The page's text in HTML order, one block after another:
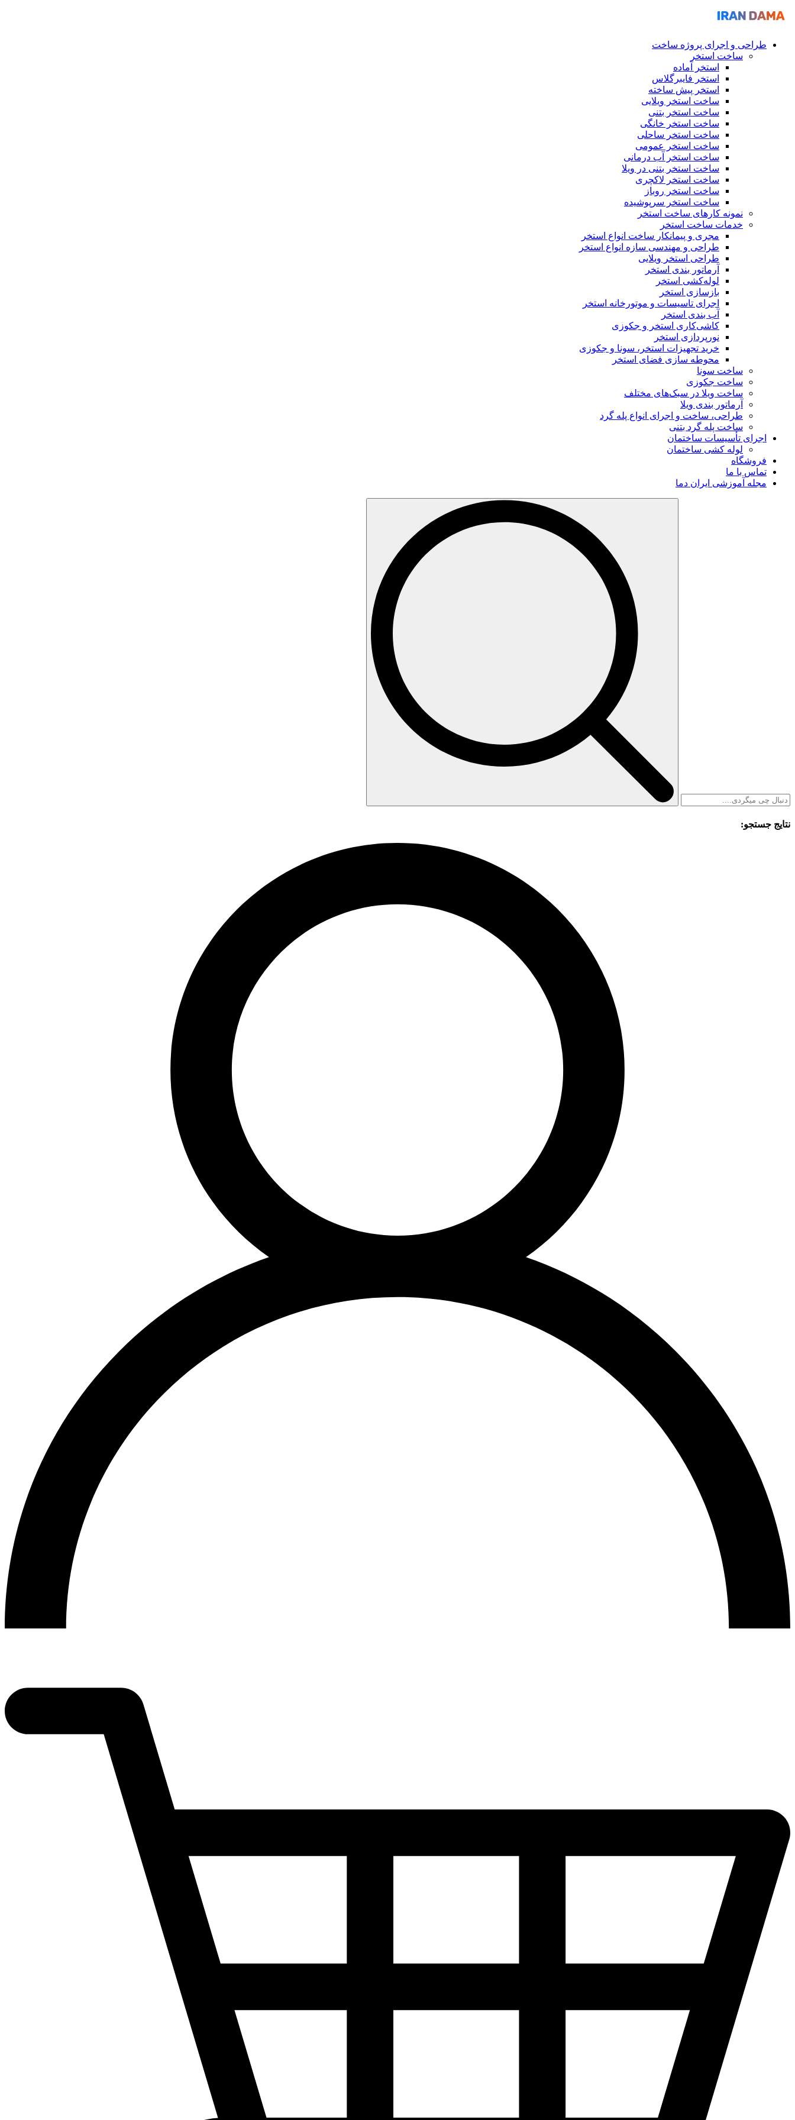
طراحی و اجرای پروژه ساخت
ساخت استخر
استخر آماده
استخر فایبرگلاس
استخر پیش ساخته
ساخت استخر ویلایی
ساخت استخر بتنی
ساخت استخر خانگی
ساخت استخر ساحلی
ساخت استخر عمومی
ساخت استخر آب درمانی
ساخت استخر بتنی در ویلا
ساخت استخر لاکچری
ساخت استخر روباز
ساخت استخر سرپوشیده
نمونه کارهای ساخت استخر
خدمات ساخت استخر
مجری و پیمانکار ساخت انواع استخر
طراحی و مهندسی سازه انواع استخر
طراحی استخر ویلایی
آرماتور بندی استخر
لوله‌کشی استخر
بازسازی استخر
اجرای تاسیسات و موتورخانه استخر
آب‌ بندی استخر
کاشی‌کاری استخر و جکوزی
نورپردازی استخر
خرید تجهیزات استخر، سونا و جکوزی
محوطه‌ سازی فضای استخر
ساخت سونا
ساخت جکوزی
ساخت ویلا در سبک‌های مختلف
آرماتور بندی ویلا
طراحی، ساخت و اجرای انواع پله گرد
ساخت پله گرد بتنی
اجرای تأسیسات ساختمان
لوله کشی ساختمان
فروشگاه
تماس با ما
مجله آموزشی ایران دما
نتایج جستجو: